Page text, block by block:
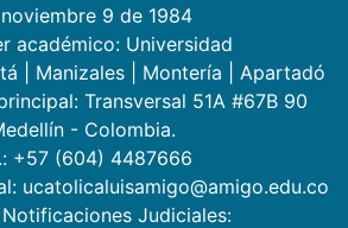
9 de 1984
académico: Universidad
Manizales Montería
Apartadó
Transversal 51A #67B 90
- Colombia.
+57 (604) 4487666
ucatolicaluisamigo@amigo.edu.co
Judiciales: